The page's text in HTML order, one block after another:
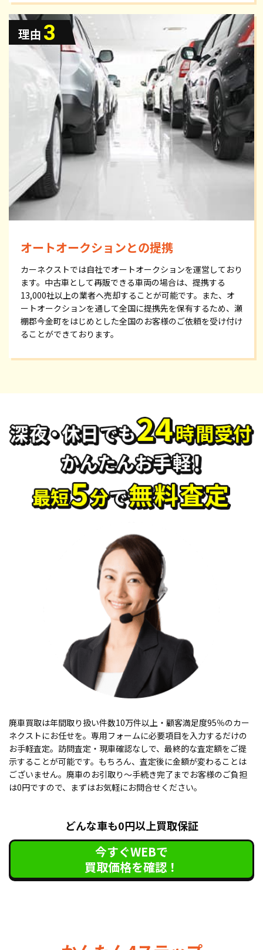
オートオークションとの提携
カーネクストでは自社でオートオークションを運営しており
ます。中古車として再販できる車両の場合は、提携する
13,000社以上の業者へ売却することが可能です。また、オ
ートオークションを通して全国に提携先を保有するため、瀬
棚郡今金町をはじめとした全国のお客様のご依頼を受け付け
ることができております。
廃車買取は年間取り扱い件数10万件以上・顧客満足度95％のカー
ネクストにお任せを。専用フォームに必要項目を入力するだけの
お手軽査定。訪問査定・現車確認なしで、最終的な査定額をご提
示することが可能です。もちろん、査定後に金額が変わることは
ございません。廃車のお引取り〜手続き完了までお客様のご負担
は0円ですので、まずはお気軽にお問合せください。
どんな車も0円以上買取保証
今すぐWEBで
買取価格を確認！